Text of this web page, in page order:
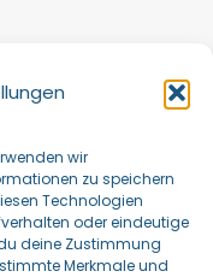
wir
zu speichern
Technologien
oder eindeutige
deine Zustimmung
Merkmale und